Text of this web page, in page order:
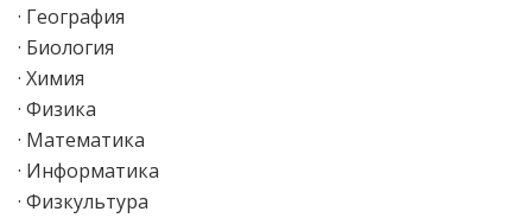
· География
· Биология
· Химия
· Физика
· Математика
· Информатика
· Физкультура